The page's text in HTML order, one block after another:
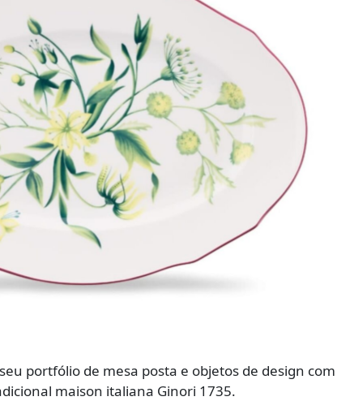
portfólio de mesa posta e objetos de design
maison italiana Ginori 1735.